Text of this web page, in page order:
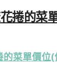
捲的菜
菜單價位